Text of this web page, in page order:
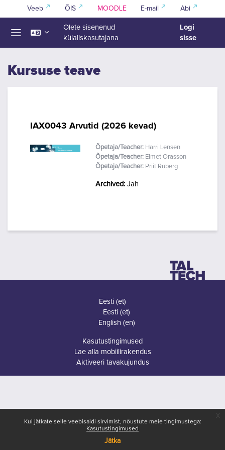
Jäta vahele peasisuni
Kui jätkate selle veebisaidi sirvimist, nõustute meie tingimustega:
Kasutustingimused
Jätka
Veeb ÕIS MOODLE E-mail Abi
Olete sisenenud
külaliskasutajana
Logi
sisse
Kursuse teave
IAX0043 Arvutid (2026 kevad)
Õpetaja/Teacher: Harri Lensen
Õpetaja/Teacher: Elmet Orasson
Õpetaja/Teacher: Priit Ruberg
Archived: Jah
Eesti ‎(et)‎
Eesti ‎(et)‎
English ‎(en)‎
Kasutustingimused
Lae alla mobiilirakendus
Aktiveeri tavakujundus